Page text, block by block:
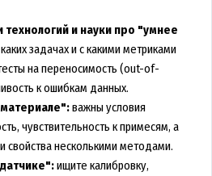
технологий и науки про "умнее
задачах и с какими метриками
на переносимость (out-of-
к ошибкам данных.
важны условия
чувствительность к примесям, а
свойства несколькими методами.
ищите калибровку,